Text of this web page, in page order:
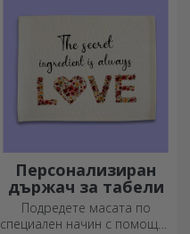
Персонализиран
държач за табели
Подредете масата по
специален начин с помощта